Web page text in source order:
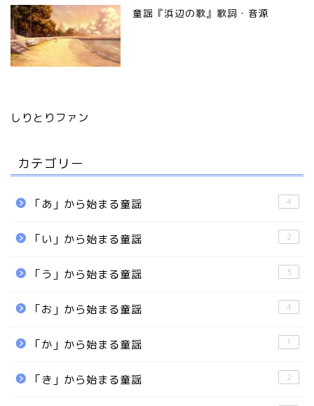
童謡『浜辺の歌』歌詞・音源
しりとりファン
カテゴリー
「あ」から始まる童謡 4
「い」から始まる童謡 2
「う」から始まる童謡 3
「お」から始まる童謡 4
「か」から始まる童謡 1
「き」から始まる童謡 2